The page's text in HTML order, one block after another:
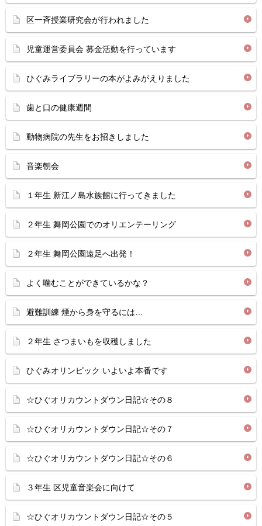
区一斉授業研究会が行われました
児童運営委員会 募金活動を行っています
ひぐみライブラリーの本がよみがえりました
歯と口の健康週間
動物病院の先生をお招きしました
音楽朝会
１年生 新江ノ島水族館に行ってきました
２年生 舞岡公園でのオリエンテーリング
２年生 舞岡公園遠足へ出発！
よく噛むことができているかな？
避難訓練 煙から身を守るには…
２年生 さつまいもを収穫しました
ひぐみオリンピック いよいよ本番です
☆ひぐオリカウントダウン日記☆その８
☆ひぐオリカウントダウン日記☆その７
☆ひぐオリカウントダウン日記☆その６
３年生 区児童音楽会に向けて
☆ひぐオリカウントダウン日記☆その５